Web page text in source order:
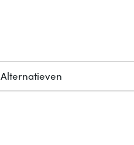
Alternatieven